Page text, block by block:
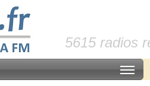
5615 radios